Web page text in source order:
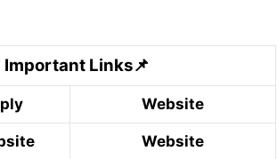
Important Links📌
Website
Website